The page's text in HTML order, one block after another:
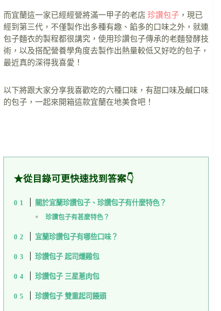
而宜蘭這一家已經經營將滿一甲子的老店 珍讚包子 ，現已
經到第三代，不僅製作出多種有趣、餡多的口味之外，就連
包子麵衣的製程都很講究，使用珍讚包子傳承的老麵發酵技
術，以及搭配營養學角度去製作出熱量較低又好吃的包子，
最近真的深得我喜愛！
以下將跟大家分享我喜歡吃的六種口味，有甜口味及鹹口味
的包子，一起來開箱這款宜蘭在地美食吧！
★從目錄可更快速找到答案👇
關於宜蘭珍讚包子、珍讚包子有什麼特色？
珍讚包子有甚麼特色？
宜蘭珍讚包子有哪些口味？
珍讚包子 起司燻雞包
珍讚包子 三星蔥肉包
珍讚包子 雙重起司饅頭